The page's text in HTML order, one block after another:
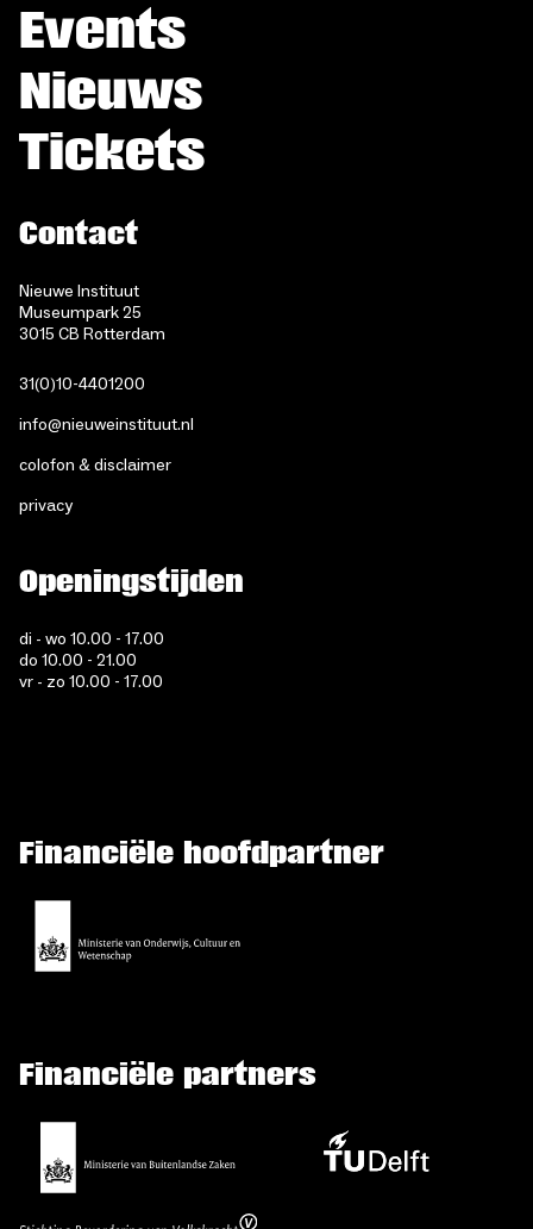
Events
Nieuws
Tickets
Contact
Nieuwe Instituut
Museumpark 25
3015 CB Rotterdam
31(0)10-4401200
info@nieuweinstituut.nl
colofon & disclaimer
privacy
Openingstijden
di - wo 10.00 - 17.00
do 10.00 - 21.00
vr - zo 10.00 - 17.00
Financiële hoofdpartner
Financiële partners